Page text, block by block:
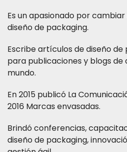
Es un apasionado por
diseño de packaging.
Escribe artículos de diseño
para publicaciones y blogs de
mundo.
En 2015 publicó La
2016 Marcas envasadas.
Brindó conferencias,
diseño de packaging,